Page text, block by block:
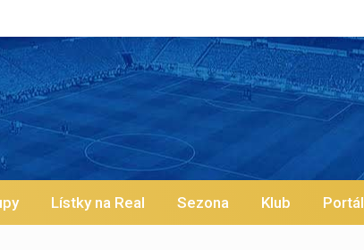
Lístky na Real Sezona Klub Portál